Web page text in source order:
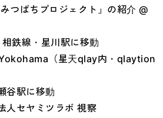
つばちプロジェクト」の紹介 @
鉄線・星川駅に移動
（星天qlay内・qlaytion
駅に移動
セヤミツラボ 視察